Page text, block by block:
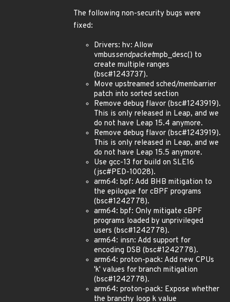
The following non-security bugs were
fixed:
Drivers: hv: Allow
vmbussendpacketmpb_desc() to
create multiple ranges
(bsc#1243737).
Move upstreamed sched/membarrier
patch into sorted section
Remove debug flavor (bsc#1243919).
This is only released in Leap, and we
do not have Leap 15.4 anymore.
Remove debug flavor (bsc#1243919).
This is only released in Leap, and we
do not have Leap 15.5 anymore.
Use gcc-13 for build on SLE16
(jsc#PED-10028).
arm64: bpf: Add BHB mitigation to
the epilogue for cBPF programs
(bsc#1242778).
arm64: bpf: Only mitigate cBPF
programs loaded by unprivileged
users (bsc#1242778).
arm64: insn: Add support for
encoding DSB (bsc#1242778).
arm64: proton-pack: Add new CPUs
'k' values for branch mitigation
(bsc#1242778).
arm64: proton-pack: Expose whether
the branchy loop k value